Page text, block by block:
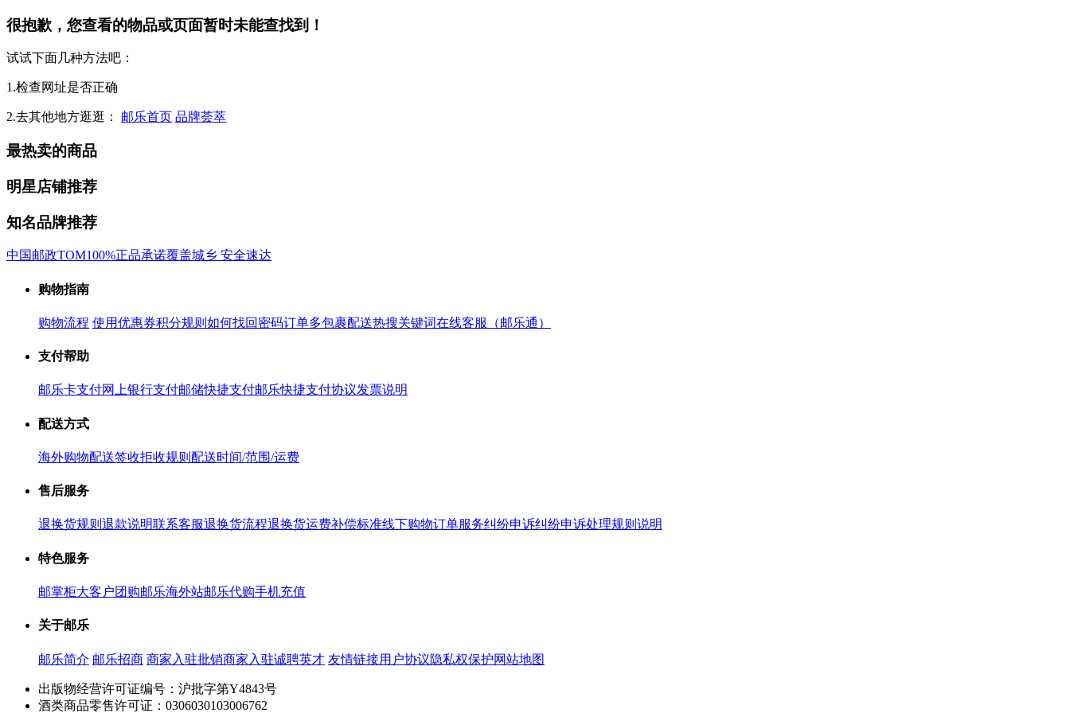
很抱歉，您查看的物品或页面暂时未能查找到！
试试下面几种方法吧：
1.检查网址是否正确
2.去其他地方逛逛： 邮乐首页 品牌荟萃
最热卖的商品
明星店铺推荐
知名品牌推荐
中国邮政TOM100%正品承诺覆盖城乡 安全速达
购物指南
购物流程 使用优惠券积分规则 如何找回密码订单多包裹配送热搜关键词在线客服（邮乐通）
支付帮助
邮乐卡支付网上银行支付邮储快捷支付邮乐快捷支付协议发票说明
配送方式
海外购物配送签收拒收规则 配送时间/范围/运费
售后服务
退换货规则 退款说明联系客服退换货流程退换货运费补偿标准线下购物订单服务纠纷申诉纠纷申诉处理规则说明
特色服务
邮掌柜大客户团购邮乐海外站邮乐代购手机充值
关于邮乐
邮乐简介 邮乐招商 商家入驻批销商家入驻诚聘英才 友情链接用户协议隐私权保护网站地图
出版物经营许可证编号：沪批字第Y4843号
酒类商品零售许可证：0306030103006762